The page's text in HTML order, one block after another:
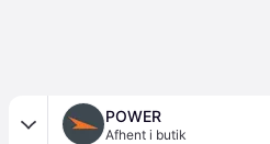
POWER
Afhent i butik